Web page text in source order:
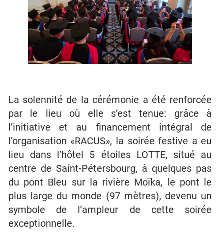
La solennité de la cérémonie a été renforcée
par le lieu où elle s’est tenue: grâce à
l’initiative et au financement intégral de
l’organisation «RACUS», la soirée festive a eu
lieu dans l’hôtel 5 étoiles LOTTE, situé au
centre de Saint-Pétersbourg, à quelques pas
du pont Bleu sur la rivière Moïka, le pont le
plus large du monde (97 mètres), devenu un
symbole de l’ampleur de cette soirée
exceptionnelle.